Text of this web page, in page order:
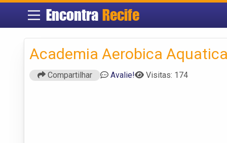
Encontra Recife
Academia Aerobica
Compartilhar Avalie! Visitas: 174